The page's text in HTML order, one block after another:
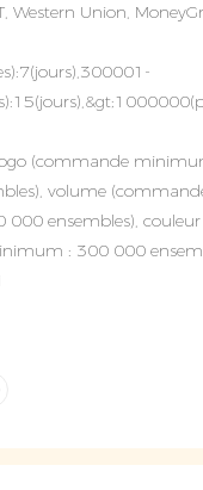
Western Union,
(commande
volume
ensembles), couleur
: 300 000